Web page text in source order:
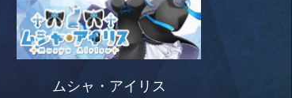
ムシャ・アイリス